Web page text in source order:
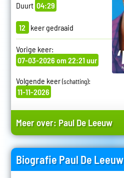
Duurt 04:29
12 keer gedraaid
Vorige keer:
07-03-2026 om 22:21 uur
Volgende keer(schatting):
11-11-2026
Meer over: Paul De Leeuw
Biografie Paul De Leeuw